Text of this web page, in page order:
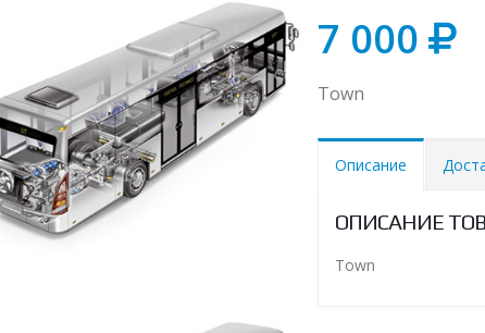
7 000
Town
Описание
ОПИСАНИЕ
Town